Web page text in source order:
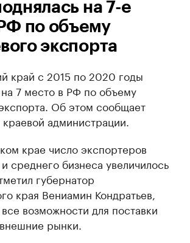
на 7-е
по объему
экспорта
край с 2015 по 2020 годы
на 7 место в РФ по объему
Об этом сообщает
администрации.
крае число экспортеров
среднего бизнеса увеличилось
губернатор
края Вениамин Кондратьев,
возможности для поставки
рынки.